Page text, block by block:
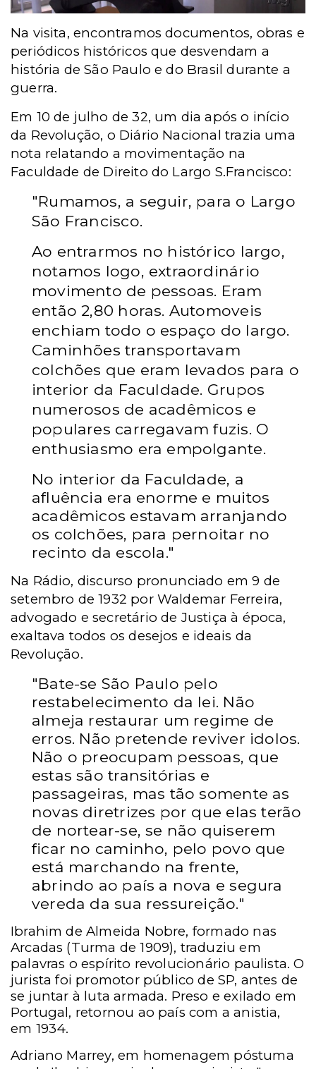
Na visita, encontramos documentos, obras e
periódicos históricos que desvendam a
história de São Paulo e do Brasil durante a
guerra.
Em 10 de julho de 32, um dia após o início
da Revolução, o Diário Nacional trazia uma
nota relatando a movimentação na
Faculdade de Direito do Largo S.Francisco:
"Rumamos, a seguir, para o Largo
São Francisco.
Ao entrarmos no histórico largo,
notamos logo, extraordinário
movimento de pessoas. Eram
então 2,80 horas. Automoveis
enchiam todo o espaço do largo.
Caminhões transportavam
colchões que eram levados para o
interior da Faculdade. Grupos
numerosos de acadêmicos e
populares carregavam fuzis. O
enthusiasmo era empolgante.
No interior da Faculdade, a
afluência era enorme e muitos
acadêmicos estavam arranjando
os colchões, para pernoitar no
recinto da escola."
Na Rádio, discurso pronunciado em 9 de
setembro de 1932 por Waldemar Ferreira,
advogado e secretário de Justiça à época,
exaltava todos os desejos e ideais da
Revolução.
"Bate-se São Paulo pelo
restabelecimento da lei. Não
almeja restaurar um regime de
erros. Não pretende reviver idolos.
Não o preocupam pessoas, que
estas são transitórias e
passageiras, mas tão somente as
novas diretrizes por que elas terão
de nortear-se, se não quiserem
ficar no caminho, pelo povo que
está marchando na frente,
abrindo ao país a nova e segura
vereda da sua ressureição."
Ibrahim de Almeida Nobre, formado nas
Arcadas (Turma de 1909), traduziu em
palavras o espírito revolucionário paulista. O
jurista foi promotor público de SP, antes de
se juntar à luta armada. Preso e exilado em
Portugal, retornou ao país com a anistia,
em 1934.
Adriano Marrey, em homenagem póstuma